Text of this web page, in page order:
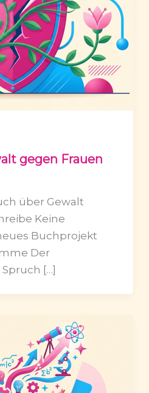
gegen Frauen
über Gewalt
Keine
Buchprojekt
Der
[…]